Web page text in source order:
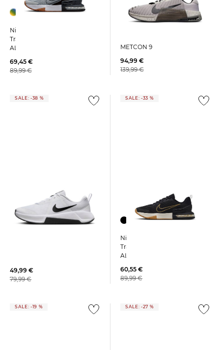
+1
Nike | Herren
Trainingsschuhe AIR MAX
ALPHA TRAINER 6
69,45 €
89,99 €
METCON 9
94,99 €
139,99 €
SALE: -38 %
49,99 €
79,99 €
SALE: -33 %
Nike | Herren
Trainingsschuhe AIR MAX
ALPHA TRAINER 6
60,55 €
89,99 €
SALE: -19 % SALE: -27 %